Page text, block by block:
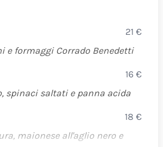
21 €
e formaggi Corrado Benedetti
16 €
spinaci saltati e panna acida
18 €
maionese all'aglio nero e